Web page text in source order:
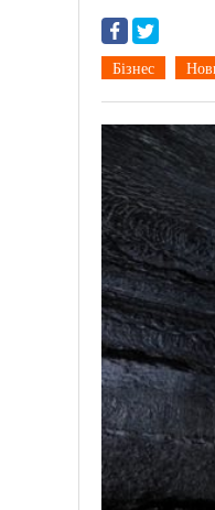
Бізнес